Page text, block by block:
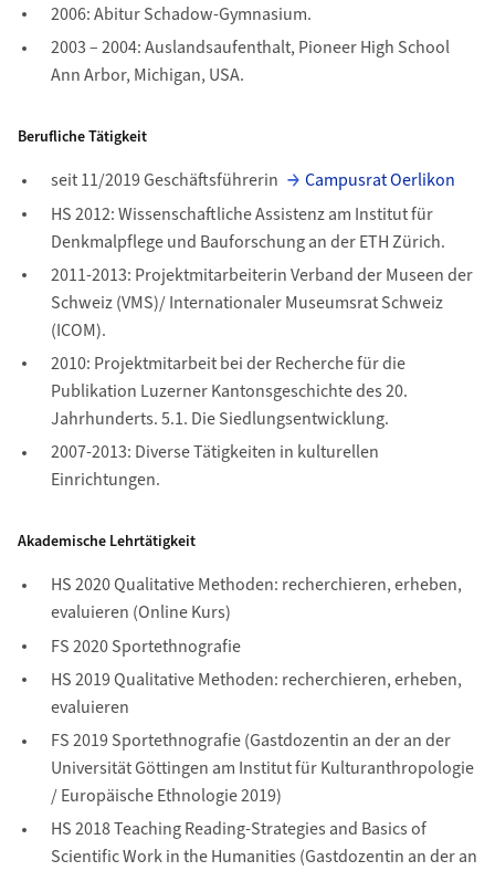
2006: Abitur Schadow-Gymnasium.
2003 – 2004: Auslandsaufenthalt, Pioneer High School
Ann Arbor, Michigan, USA.
Berufliche Tätigkeit
seit 11/2019 Geschäftsführerin
Campusrat Oerlikon
HS 2012: Wissenschaftliche Assistenz am Institut für
Denkmalpflege und Bauforschung an der ETH Zürich.
2011-2013: Projektmitarbeiterin Verband der Museen der
Schweiz (VMS)/ Internationaler Museumsrat Schweiz
(ICOM).
2010: Projektmitarbeit bei der Recherche für die
Publikation Luzerner Kantonsgeschichte des 20.
Jahrhunderts. 5.1. Die Siedlungsentwicklung.
2007-2013: Diverse Tätigkeiten in kulturellen
Einrichtungen.
Akademische Lehrtätigkeit
HS 2020 Qualitative Methoden: recherchieren, erheben,
evaluieren (Online Kurs)
FS 2020 Sportethnografie
HS 2019 Qualitative Methoden: recherchieren, erheben,
evaluieren
FS 2019 Sportethnografie (Gastdozentin an der an der
Universität Göttingen am Institut für Kulturanthropologie
/ Europäische Ethnologie 2019)
HS 2018 Teaching Reading-Strategies and Basics of
Scientific Work in the Humanities (Gastdozentin an der an